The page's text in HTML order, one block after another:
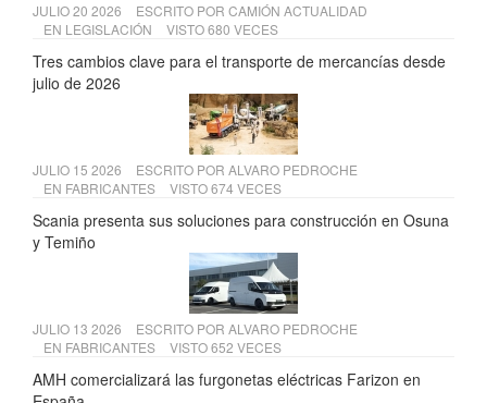
JULIO 20 2026 ESCRITO POR CAMIÓN ACTUALIDAD
EN LEGISLACIÓN VISTO 680 VECES
Tres cambios clave para el transporte de mercancías desde
julio de 2026
JULIO 15 2026 ESCRITO POR ALVARO PEDROCHE
EN FABRICANTES VISTO 674 VECES
Scania presenta sus soluciones para construcción en Osuna
y Temiño
JULIO 13 2026 ESCRITO POR ALVARO PEDROCHE
EN FABRICANTES VISTO 652 VECES
AMH comercializará las furgonetas eléctricas Farizon en